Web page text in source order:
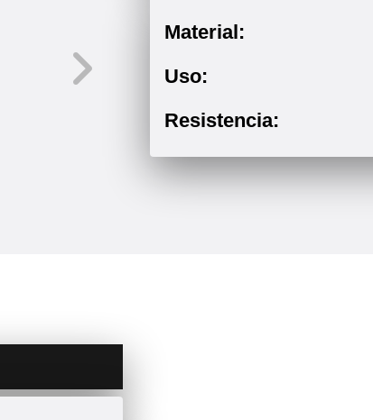
Material:
Uso:
Resistencia: